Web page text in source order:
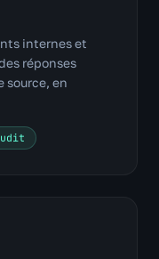
internes et
réponses
source, en